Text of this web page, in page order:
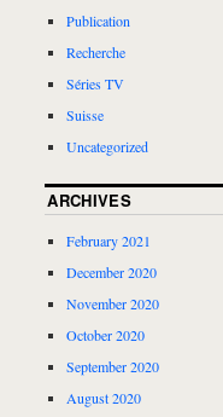
Publication
Recherche
Séries TV
Suisse
Uncategorized
ARCHIVES
February 2021
December 2020
November 2020
October 2020
September 2020
August 2020